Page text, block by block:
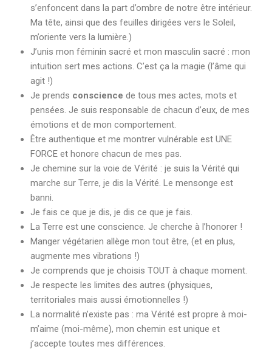
s’enfoncent dans la part d’ombre de notre être intérieur.
Ma tête, ainsi que des feuilles dirigées vers le Soleil,
m’oriente vers la lumière.)
J’unis mon féminin sacré et mon masculin sacré : mon
intuition sert mes actions. C’est ça la magie (l’âme qui
agit !)
Je prends conscience de tous mes actes, mots et
pensées. Je suis responsable de chacun d’eux, de mes
émotions et de mon comportement.
Être authentique et me montrer vulnérable est UNE
FORCE et honore chacun de mes pas.
Je chemine sur la voie de Vérité : je suis la Vérité qui
marche sur Terre, je dis la Vérité. Le mensonge est
banni.
Je fais ce que je dis, je dis ce que je fais.
La Terre est une conscience. Je cherche à l’honorer !
Manger végétarien allège mon tout être, (et en plus,
augmente mes vibrations !)
Je comprends que je choisis TOUT à chaque moment.
Je respecte les limites des autres (physiques,
territoriales mais aussi émotionnelles !)
La normalité n’existe pas : ma Vérité est propre à moi-
m’aime (moi-même), mon chemin est unique et
j’accepte toutes mes différences.